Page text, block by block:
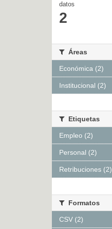
datos
2
Áreas
Económica (2)
Institucional (2)
Etiquetas
Empleo (2)
Personal (2)
Retribuciones (2)
Formatos
CSV (2)